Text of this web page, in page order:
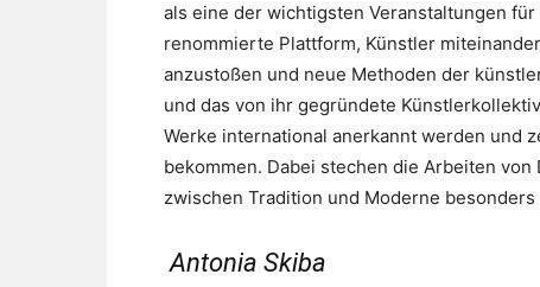
als eine der wichtigsten Veranstaltungen
renommierte Plattform, Künstler
anzustoßen und neue Methoden der
und das von ihr gegründete
Werke international anerkannt werden und
bekommen. Dabei stechen die Arbeiten
zwischen Tradition und Moderne besonders
Antonia Skiba